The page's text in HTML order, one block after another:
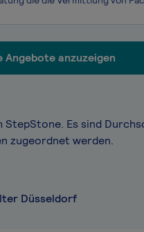
Angebote anzuzeigen
Es sind
zugeordnet werden.
Düsseldorf